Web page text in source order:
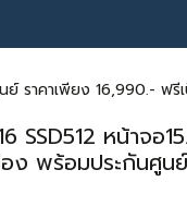
ย์ ราคาเพียง 16,990.- ฟรี
SSD512 หน้าจอ
ง พร้อมประกันศูน